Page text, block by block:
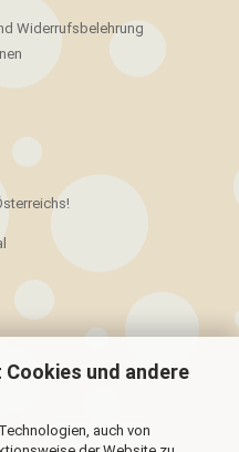
und andere
auch von
Widerrufsbelehrung